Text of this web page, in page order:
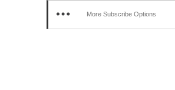
More Subscribe Options